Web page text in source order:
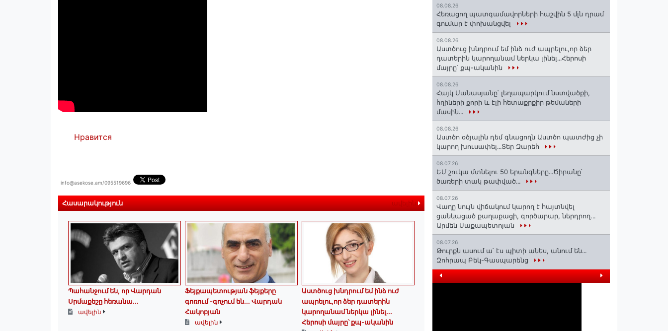
Нравится
info@asekose.am/095519696
Հասարակություն ավելին
Պահանջում են, որ Վարդան
Սրմաքեշը հեռանա․․․
ավելին
Ֆեյքապետության ֆեյքերը
գոռում -գոչում են․․․ Վարդան
Հակոբյան
ավելին
Աստծուց խնդրում եմ ինձ ուժ
ապրելու,որ ձեր դատերին
կարողանամ ներկա լինել․․․
Հերոսի մայրը՝ քպ-ականին
08.08.26
Հեռացող պատգամավորների հաշվին 5 մլն դրամ
գումար է փոխանցվել
08.08.26
Աստծուց խնդրում եմ ինձ ուժ ապրելու,որ ձեր
դատերին կարողանամ ներկա լինել․․․Հերոսի
մայրը՝ քպ-ականին
08.08.26
Հայկ Մանասյանը՝ լեղապարկում նստվածքի,
հղիների քորի և էլի հետաքրքիր թեմաների
մասին․․․
08.08.26
Աստծո օծյալին դեմ գնացողն Աստծո պատժից չի
կարող խուսափել․․․Տեր Զարեհ
08.07.26
ԵՄ շուկա մտնելու 50 երանգները․․․Ծիրանը՝
ծառերի տակ թափված․․․
08.07.26
Վաղը նույն վիճակում կարող է հայտնվել
ցանկացած քաղաքացի, գործարար, ներդրող.․․
Արմեն Սաքապետոյան
08.07.26
Թուրքն ասում ա՝ էս պիտի անես, անում են․․․
Զոհրապ Բեկ-Գասպարենց